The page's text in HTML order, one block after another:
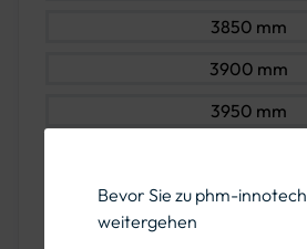
Bevor Sie zu phm-innotech
weitergehen
3850 mm
3900 mm
3950 mm
4050 mm